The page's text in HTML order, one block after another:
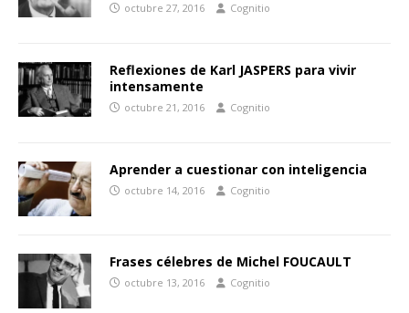
octubre 27, 2016 Cognitio
Reflexiones de Karl JASPERS para vivir
intensamente
octubre 21, 2016 Cognitio
Aprender a cuestionar con inteligencia
octubre 14, 2016 Cognitio
Frases célebres de Michel FOUCAULT
octubre 13, 2016 Cognitio